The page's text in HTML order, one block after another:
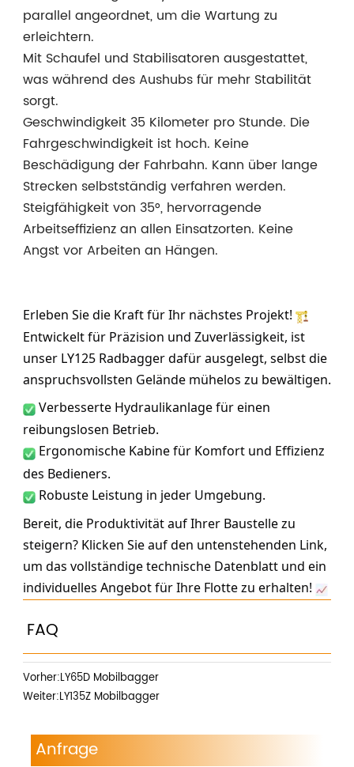
parallel angeordnet, um die Wartung zu
erleichtern.
Mit Schaufel und Stabilisatoren ausgestattet,
was während des Aushubs für mehr Stabilität
sorgt.
Geschwindigkeit 35 Kilometer pro Stunde. Die
Fahrgeschwindigkeit ist hoch. Keine
Beschädigung der Fahrbahn. Kann über lange
Strecken selbstständig verfahren werden.
Steigfähigkeit von 35°, hervorragende
Arbeitseffizienz an allen Einsatzorten. Keine
Angst vor Arbeiten an Hängen.
Erleben Sie die Kraft für Ihr nächstes Projekt!
Entwickelt für Präzision und Zuverlässigkeit, ist
unser LY125 Radbagger dafür ausgelegt, selbst die
anspruchsvollsten Gelände mühelos zu bewältigen.
Verbesserte Hydraulikanlage für einen
reibungslosen Betrieb.
Ergonomische Kabine für Komfort und Effizienz
des Bedieners.
Robuste Leistung in jeder Umgebung.
Bereit, die Produktivität auf Ihrer Baustelle zu
steigern? Klicken Sie auf den untenstehenden Link,
um das vollständige technische Datenblatt und ein
individuelles Angebot für Ihre Flotte zu erhalten!
FAQ
Vorher:LY65D Mobilbagger
Weiter:LY135Z Mobilbagger
Anfrage